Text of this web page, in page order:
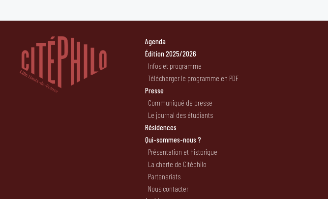
Agenda
Édition 2025/2026
Infos et programme
Télécharger le programme en PDF
Presse
Communiqué de presse
Le journal des étudiants
Résidences
Qui-sommes-nous ?
Présentation et historique
La charte de Citéphilo
Partenariats
Nous contacter